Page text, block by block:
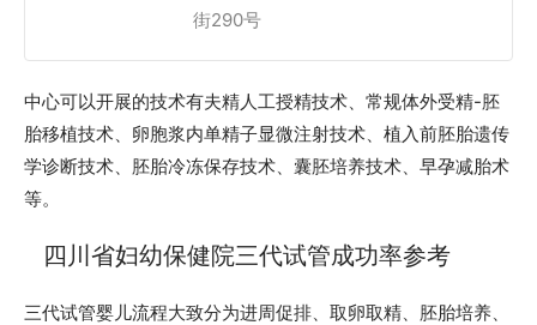
街290号
中心可以开展的技术有夫精人工授精技术、常规体外受精-胚
胎移植技术、卵胞浆内单精子显微注射技术、植入前胚胎遗传
学诊断技术、胚胎冷冻保存技术、囊胚培养技术、早孕减胎术
等。
四川省妇幼保健院三代试管成功率参考
三代试管婴儿流程大致分为进周促排、取卵取精、胚胎培养、